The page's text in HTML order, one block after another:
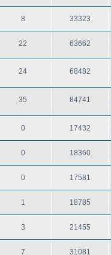
8 33323
22 63662
24 68482
35 84741
0 17432
0 18360
0 17581
1 18785
3 21455
7 31081